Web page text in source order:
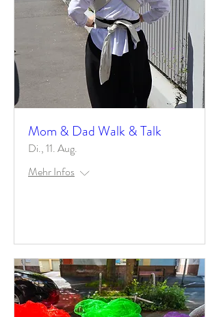
Mom & Dad Walk & Talk
Di., 11. Aug.
Mehr Infos